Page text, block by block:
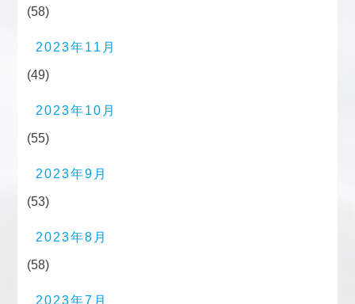
(58)
2023年11月
(49)
2023年10月
(55)
2023年9月
(53)
2023年8月
(58)
2023年7月